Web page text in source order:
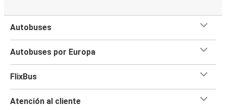
Autobuses
Autobuses por Europa
FlixBus
Atención al cliente